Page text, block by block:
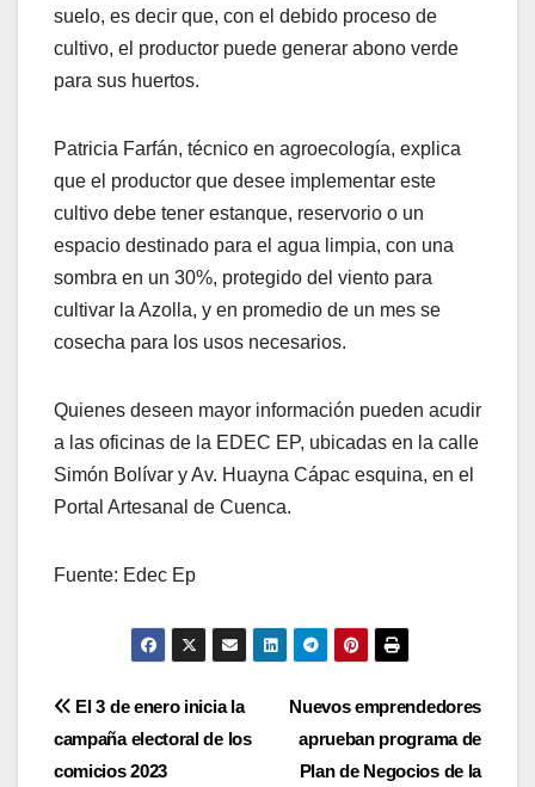
suelo, es decir que, con el debido proceso de
cultivo, el productor puede generar abono verde
para sus huertos.
Patricia Farfán, técnico en agroecología, explica
que el productor que desee implementar este
cultivo debe tener estanque, reservorio o un
espacio destinado para el agua limpia, con una
sombra en un 30%, protegido del viento para
cultivar la Azolla, y en promedio de un mes se
cosecha para los usos necesarios.
Quienes deseen mayor información pueden acudir
a las oficinas de la EDEC EP, ubicadas en la calle
Simón Bolívar y Av. Huayna Cápac esquina, en el
Portal Artesanal de Cuenca.
Fuente: Edec Ep
Navegación
de
Nuevos emprendedores
aprueban programa de
Plan de Negocios de la
El 3 de enero inicia la
campaña electoral de los
comicios 2023